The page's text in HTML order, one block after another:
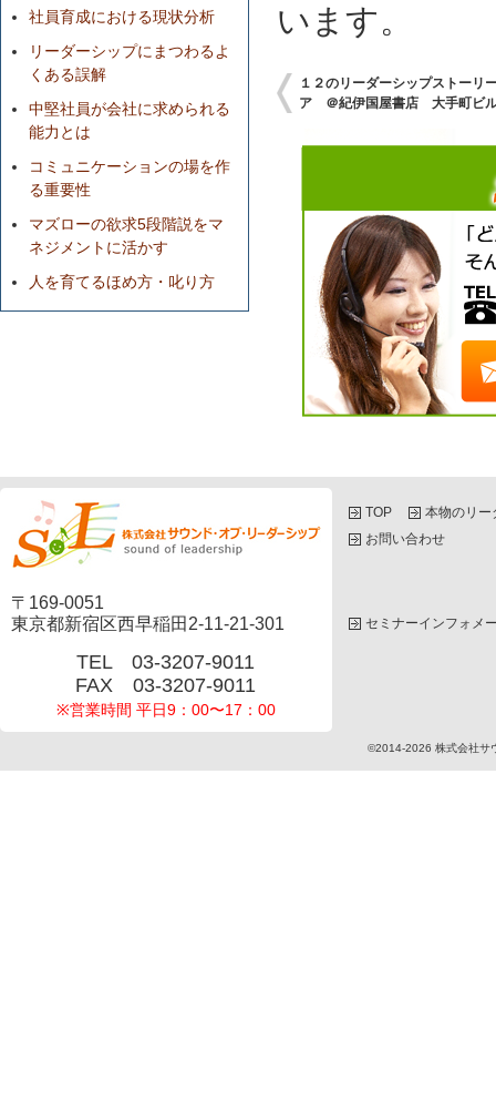
います。
１２のリーダーシップストー
ア ＠紀伊国屋書店 大手町ビ
社員育成における現状分析
リーダーシップにまつわるよ
くある誤解
中堅社員が会社に求められる
能力とは
コミュニケーションの場を作
る重要性
マズローの欲求5段階説をマ
ネジメントに活かす
人を育てるほめ方・叱り方
〒169-0051
東京都新宿区西早稲田2-11-21-301
TEL 03-3207-9011
FAX 03-3207-9011
※営業時間 平日9：00〜17：00
TOP
本物のリー
お問い合わせ
セミナーインフォメ
©2014-2026株式会社サ